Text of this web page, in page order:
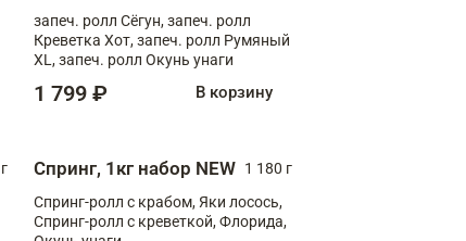
запеч. ролл Сёгун, запеч. ролл
Креветка Хот, запеч. ролл Румяный
XL, запеч. ролл Окунь унаги
1 799 ₽ В корзину
Спринг, 1кг набор NEW 1 180 г
Спринг-ролл с крабом, Яки лосось,
Спринг-ролл с креветкой, Флорида,